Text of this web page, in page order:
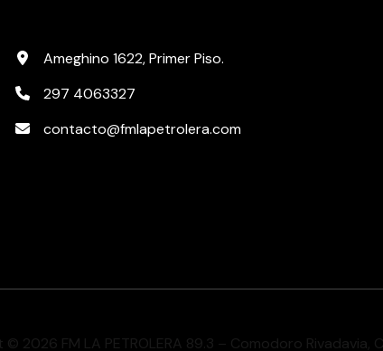
Ameghino 1622, Primer Piso.
297 4063327
contacto@fmlapetrolera.com
2026 FM LA PETROLERA 89.3 – Comodoro Rivadavia,